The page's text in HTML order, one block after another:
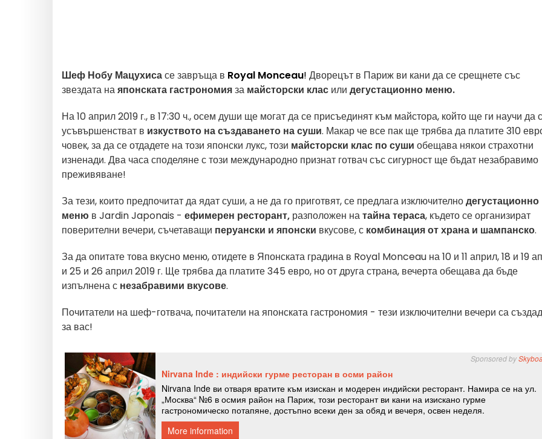
Шеф Нобу Мацухисасе завръща в Royal Monceau! Дворецът в Париж ви кани да се срещнете със
звездата наяпонската гастрономияза майсторски клас или дегустационно меню.
На 10 април 2019 г., в 17:30 ч., осем души ще могат да се присъединят към майстора, който ще ги научи да
усъвършенстват в изкуството на създаването на суши. Макар че все пак ще трябва да платите 310
човек, за да се отдадете на този японски лукс, този майсторски клас по суши обещава някои страхотни
изненади. Два часа споделяне с този международно признат готвач със сигурност ще бъдат незабравимо
преживяване!
За тези, които предпочитат да ядат суши, а не да го приготвят, се предлага изключителнодегустационно
меню в Jardin Japonais - ефимерен ресторант, разположен натайна тераса, където се организират
поверителни вечери, съчетаващи перуански и японски вкусове, с комбинация от храна и шампанско.
За да опитате това вкусно меню, отидете в Японската градина в Royal Monceau на 10 и 11 април, 18 и 19
и 25 и 26 април 2019 г. Ще трябва да платите 345 евро, но от друга страна, вечерта обещава да бъде
изпълнена с незабравими вкусове.
Почитатели на шеф-готвача, почитатели на японската гастрономия - тези изключителни вечери са
за вас!